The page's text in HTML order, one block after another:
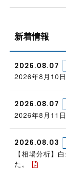
新着情報
2026.08.07
2026年8月10
2026.08.07
2026年8月11
2026.08.03
【相場分析】
た。